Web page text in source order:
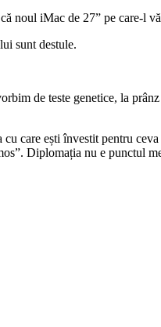
noul iMac de 27” pe care-l
sunt destule.
de teste genetice, la
care ești învestit pentru
Diplomația nu e punctul